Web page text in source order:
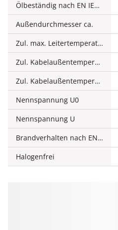
Ölbeständig nach EN IEC 60811-404
Außendurchmesser ca.
Zul. max. Leitertemperatur
Zul. Kabelaußentemperatur bei Montage/Handling
Zul. Kabelaußentemperatur nach Montage ohne Erschütterung
Nennspannung U0
Nennspannung U
Brandverhalten nach EN 13501-6: Klasse
Halogenfrei